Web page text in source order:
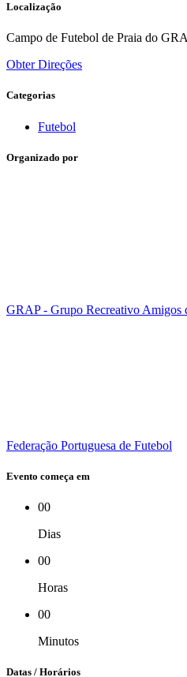
Localização
Campo de Futebol de Praia do
Obter Direções
Categorias
Futebol
Organizado por
GRAP - Grupo Recreativo Amigos
Federação Portuguesa de Futebol
Evento começa em
00
Dias
00
Horas
00
Minutos
Datas / Horários